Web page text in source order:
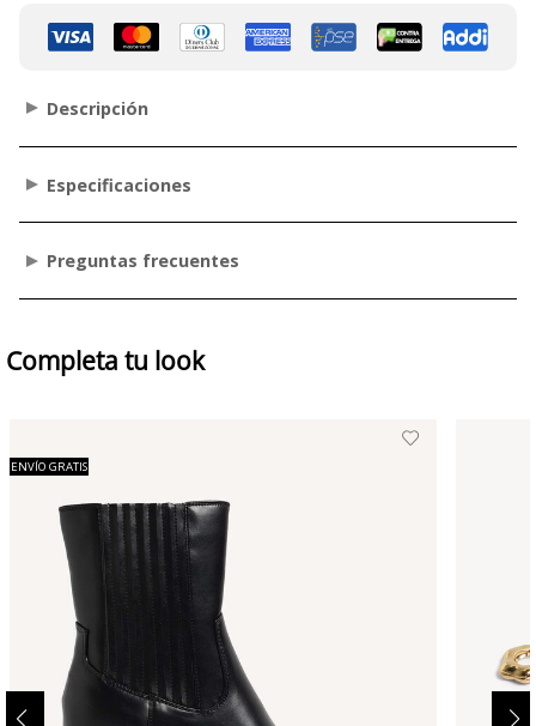
Descripción
Especificaciones
Preguntas frecuentes
ENVÍO GRATIS
Completa tu look